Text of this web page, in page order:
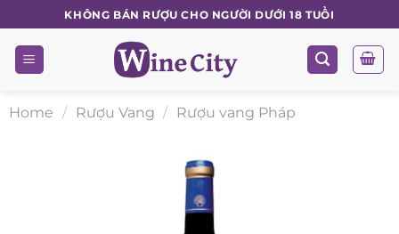
to
content
KHÔNG BÁN RƯỢU CHO NGƯỜI DƯỚI 18 TUỔI
Home / Rượu Vang / Rượu vang Pháp